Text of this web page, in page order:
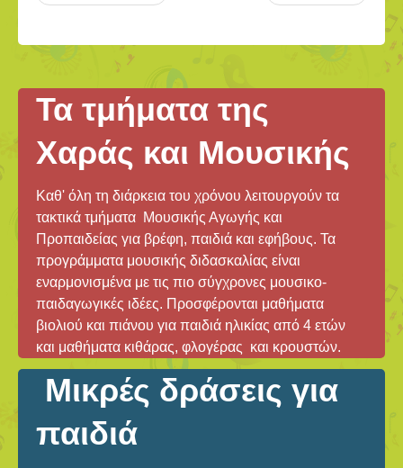
Τα τμήματα της
Χαράς και Μουσικής
Καθ' όλη τη διάρκεια του χρόνου λειτουργούν τα
τακτικά τμήματα Μουσικής Αγωγής και
Προπαιδείας για βρέφη, παιδιά και εφήβους. Τα
προγράμματα μουσικής διδασκαλίας είναι
εναρμονισμένα με τις πιο σύγχρονες μουσικο-
παιδαγωγικές ιδέες. Προσφέρονται μαθήματα
βιολιού και πιάνου για παιδιά ηλικίας από 4 ετών
και μαθήματα κιθάρας, φλογέρας και κρουστών.
Μικρές δράσεις για
παιδιά